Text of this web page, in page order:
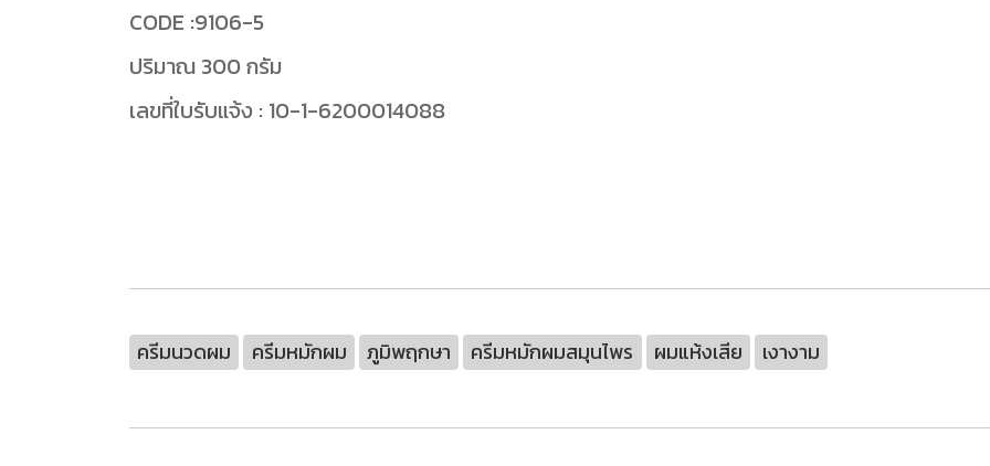
CODE :9106-5
ปริมาณ 300 กรัม
เลขที่ใบรับแจ้ง : 10-1-6200014088
ครีมนวดผม ครีมหมักผม ภูมิพฤกษา ครีมหมักผมสมุนไพร ผมแห้งเสีย เงางาม